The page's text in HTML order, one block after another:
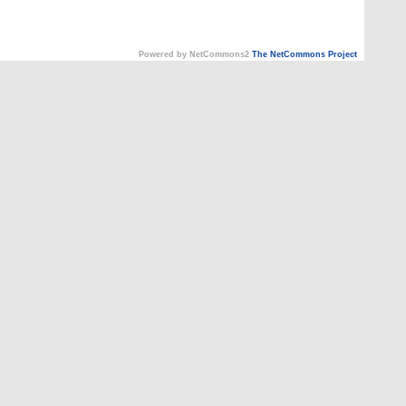
Powered by NetCommons2 The NetCommons Project